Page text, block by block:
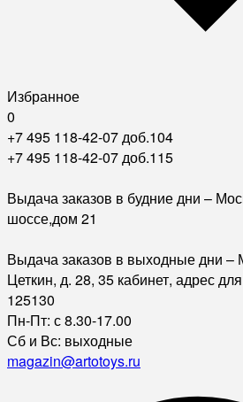
Избранное
0
+7 495 118-42-07 доб.104
+7 495 118-42-07 доб.115
Выдача заказов в будние дни –
шоссе,дом 21
Выдача заказов в выходные дни –
Цеткин, д. 28, 35 кабинет, адрес
125130
Пн-Пт: с 8.30-17.00
Сб и Вс: выходные
magazin@artotoys.ru